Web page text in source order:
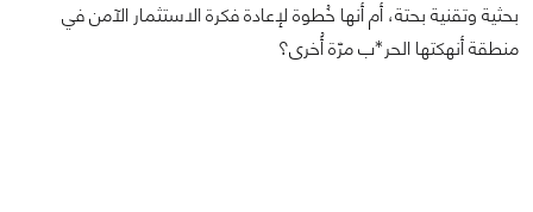
بحثية وتقنية بحتة، أم أنها خُطوة لإعادة فكرة الاستثمار الآمن في
منطقة أنهكتها الحر*ب مرّة أُخرى؟